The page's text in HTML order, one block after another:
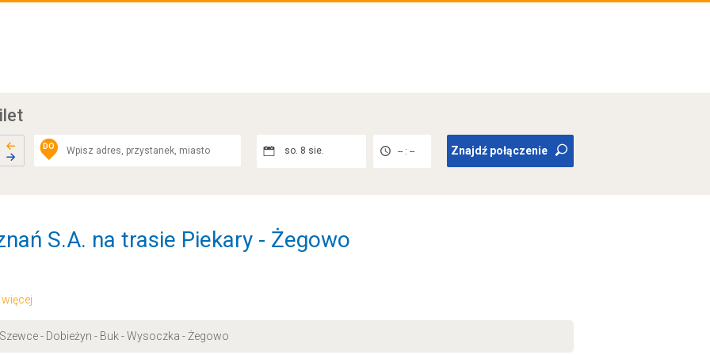
DO so. 8 sie. -- : -- Znajdź połączenie
S.A. na trasie Piekary - Żegowo
więcej
- Dobieżyn - Buk - Wysoczka - Żegowo